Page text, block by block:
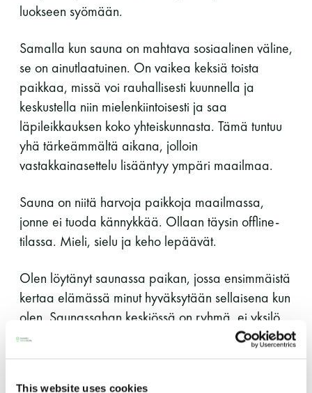
This website uses cookies
saunarauhan kunnioittaminen. Seura vaalii
saunaa ja edistämään sitä koskevaa tutkimusta.
LUE LISÄÄ
luokseen syömään.
Samalla kun sauna on mahtava sosiaalinen väline,
se on ainutlaatuinen. On vaikea keksiä toista
paikkaa, missä voi rauhallisesti kuunnella ja
keskustella niin mielenkiintoisesti ja saa
läpileikkauksen koko yhteiskunnasta. Tämä tuntuu
yhä tärkeämmältä aikana, jolloin
vastakkainasettelu lisääntyy ympäri maailmaa.
Sauna on niitä harvoja paikkoja maailmassa,
jonne ei tuoda kännykkää. Ollaan täysin offline-
tilassa. Mieli, sielu ja keho lepäävät.
Olen löytänyt saunassa paikan, jossa ensimmäistä
kertaa elämässä minut hyväksytään sellaisena kun
olen. Saunassahan keskiössä on ryhmä, ei yksilö.
Keskiössä on me, ei minä. Tarkoitus on saunoa